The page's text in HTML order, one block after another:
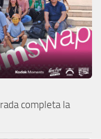
completa la